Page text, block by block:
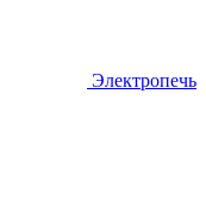
Электропечь